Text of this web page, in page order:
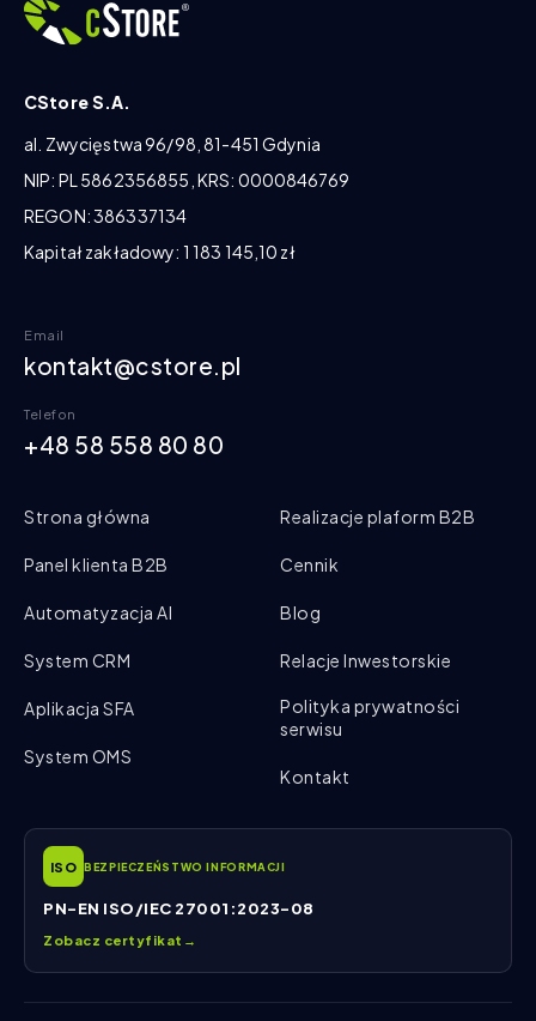
CStore S.A.
al. Zwycięstwa 96/98, 81-451 Gdynia
NIP: PL 5862356855, KRS: 0000846769
REGON: 386337134
Kapitał zakładowy: 1 183 145,10 zł
Email
kontakt@cstore.pl
Telefon
+48 58 558 80 80
Strona główna
Panel klienta B2B
Automatyzacja AI
System CRM
Aplikacja SFA
System OMS
Realizacje plaform B2B
Cennik
Blog
Relacje Inwestorskie
Polityka prywatności
serwisu
Kontakt
ISO BEZPIECZEŃSTWO INFORMACJI
PN-EN ISO/IEC 27001:2023-08
Zobacz certyfikat →